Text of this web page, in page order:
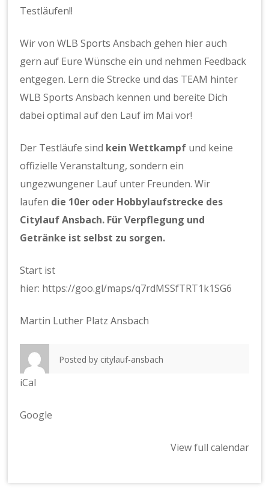
Testläufen!!
Wir von WLB Sports Ansbach gehen hier auch
gern auf Eure Wünsche ein und nehmen Feedback
entgegen. Lern die Strecke und das TEAM hinter
WLB Sports Ansbach kennen und bereite Dich
dabei optimal auf den Lauf im Mai vor!
Der Testläufe sind kein Wettkampf und keine
offizielle Veranstaltung, sondern ein
ungezwungener Lauf unter Freunden. Wir
laufen die 10er oder Hobbylaufstrecke des
Citylauf Ansbach. Für Verpflegung und
Getränke ist selbst zu sorgen.
Start ist
hier: https://goo.gl/maps/q7rdMSSfTRT1k1SG6
Martin Luther Platz Ansbach
Posted by citylauf-ansbach
iCal
Google
View full calendar